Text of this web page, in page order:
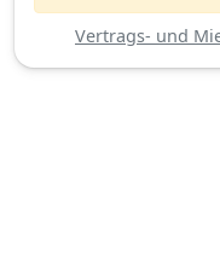
Vertrags- und